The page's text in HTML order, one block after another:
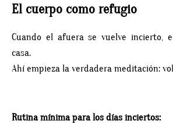
El cuerpo como refugio
Cuando el afuera se vuelve incierto,
casa.
Ahí empieza la verdadera meditación:
Rutina mínima para los días inciertos: